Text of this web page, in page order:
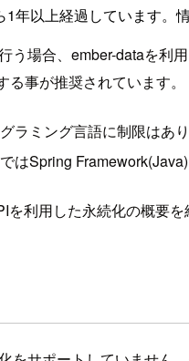
年以上経過しています。
う場合、ember-dataを利
る事が推奨されています。
ラミング言語に制限はあ
はSpring
利用した永続化の概要を